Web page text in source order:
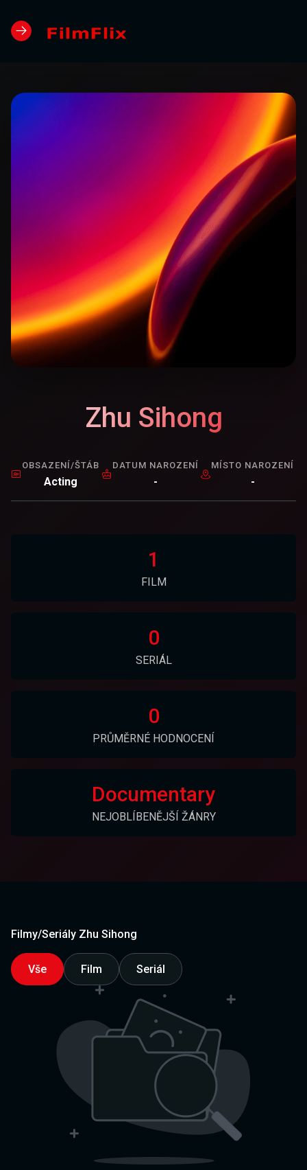
Zhu Sihong
OBSAZENÍ/ŠTÁB
Acting
DATUM NAROZENÍ
-
MÍSTO NAROZENÍ
-
1
FILM
0
SERIÁL
0
PRŮMĚRNÉ HODNOCENÍ
Documentary
NEJOBLÍBENĚJŠÍ ŽÁNRY
Filmy/Seriály Zhu Sihong
Vše Film Seriál